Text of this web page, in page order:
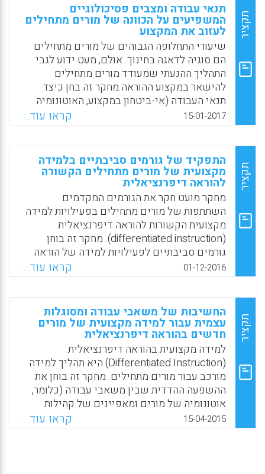
תקציר
תנאי עבודה ומצבים פסיכולוגיים
המשפיעים על הכוונה של מורים מתחילים
לעזוב את המקצוע
שיעורי התחלופה הגבוהים של מורים מתחילים
הם סוגיה לדאגה בחינוך. אולם, מעט ידוע לגבי
התהליך ההנעתי שמעודד מורים מתחילים
להישאר במקצוע ההוראה.מחקר זה בחן כיצד
תנאי העבודה (אי-ביטחון במקצוע, האוטונומיה
של המורה, אחריות קולקטיבית, דיאלוג רפלקטיבי,
ופרקטיקה לא מופרטת) ומצבים פסיכולוגיים
(מסוגלות עצמית של המורה ומחויבות רגשית)
משפיעים על הכוונה לעזוב את המקצוע (De
Neve, Debbie; Devos, Geert, 2017).
WhatsApp
Facebook
Email
X
15-01-2017 קראו עוד...
תקציר
התפקיד של גורמים סביבתיים בלמידה
מקצועית של מורים מתחילים הקשורה
להוראה דיפרנציאלית
מחקר מועט חקר את הגורמים המקדמים
השתתפות של מורים מתחילים בפעילויות למידה
מקצועית הקשורות להוראה דיפרנציאלית
(differentiated instruction). מחקר זה בוחן
גורמים סביבתיים לפעילויות למידה של הוראה
דיפרנציאלית במדגם של 272 מורים מתחילים
מ-72 בתי ספר יסודיים. ניתוחי נתונים היררכיים
(multilevel analyses) מראים שהכשרת מורים,
דיאלוג רפלקטיבי, פומביות של הפרקטיקה, סוג
החינוך והגיוון באוכלוסיית התלמידים קשורים
לשימוש של מורים מתחילים בפעילויות למידה
של הוראה דיפרנציאלית (De Neve, Debbie;
Devos, Geert, 2016).
WhatsApp
Facebook
Email
X
01-12-2016 קראו עוד...
תקציר
החשיבות של משאבי עבודה ומסוגלות
עצמית עבור למידה מקצועית של מורים
חדשים בהוראה דיפרנציאלית
למידה מקצועית בהוראה דיפרנציאלית
(Differentiated Instruction) היא תהליך למידה
מורכב עבור מורים מתחילים. מחקר זה בוחן את
ההשפעה ההדדית שבין משאבי עבודה (כלומר,
אוטונומיה של מורים ומאפיינים של קהילות
למידה מקצועיות) לבין משאבים אישיים (כלומר,
מסוגלות עצמית של מורים) המונחים כגורמים
15-04-2015 קראו עוד...